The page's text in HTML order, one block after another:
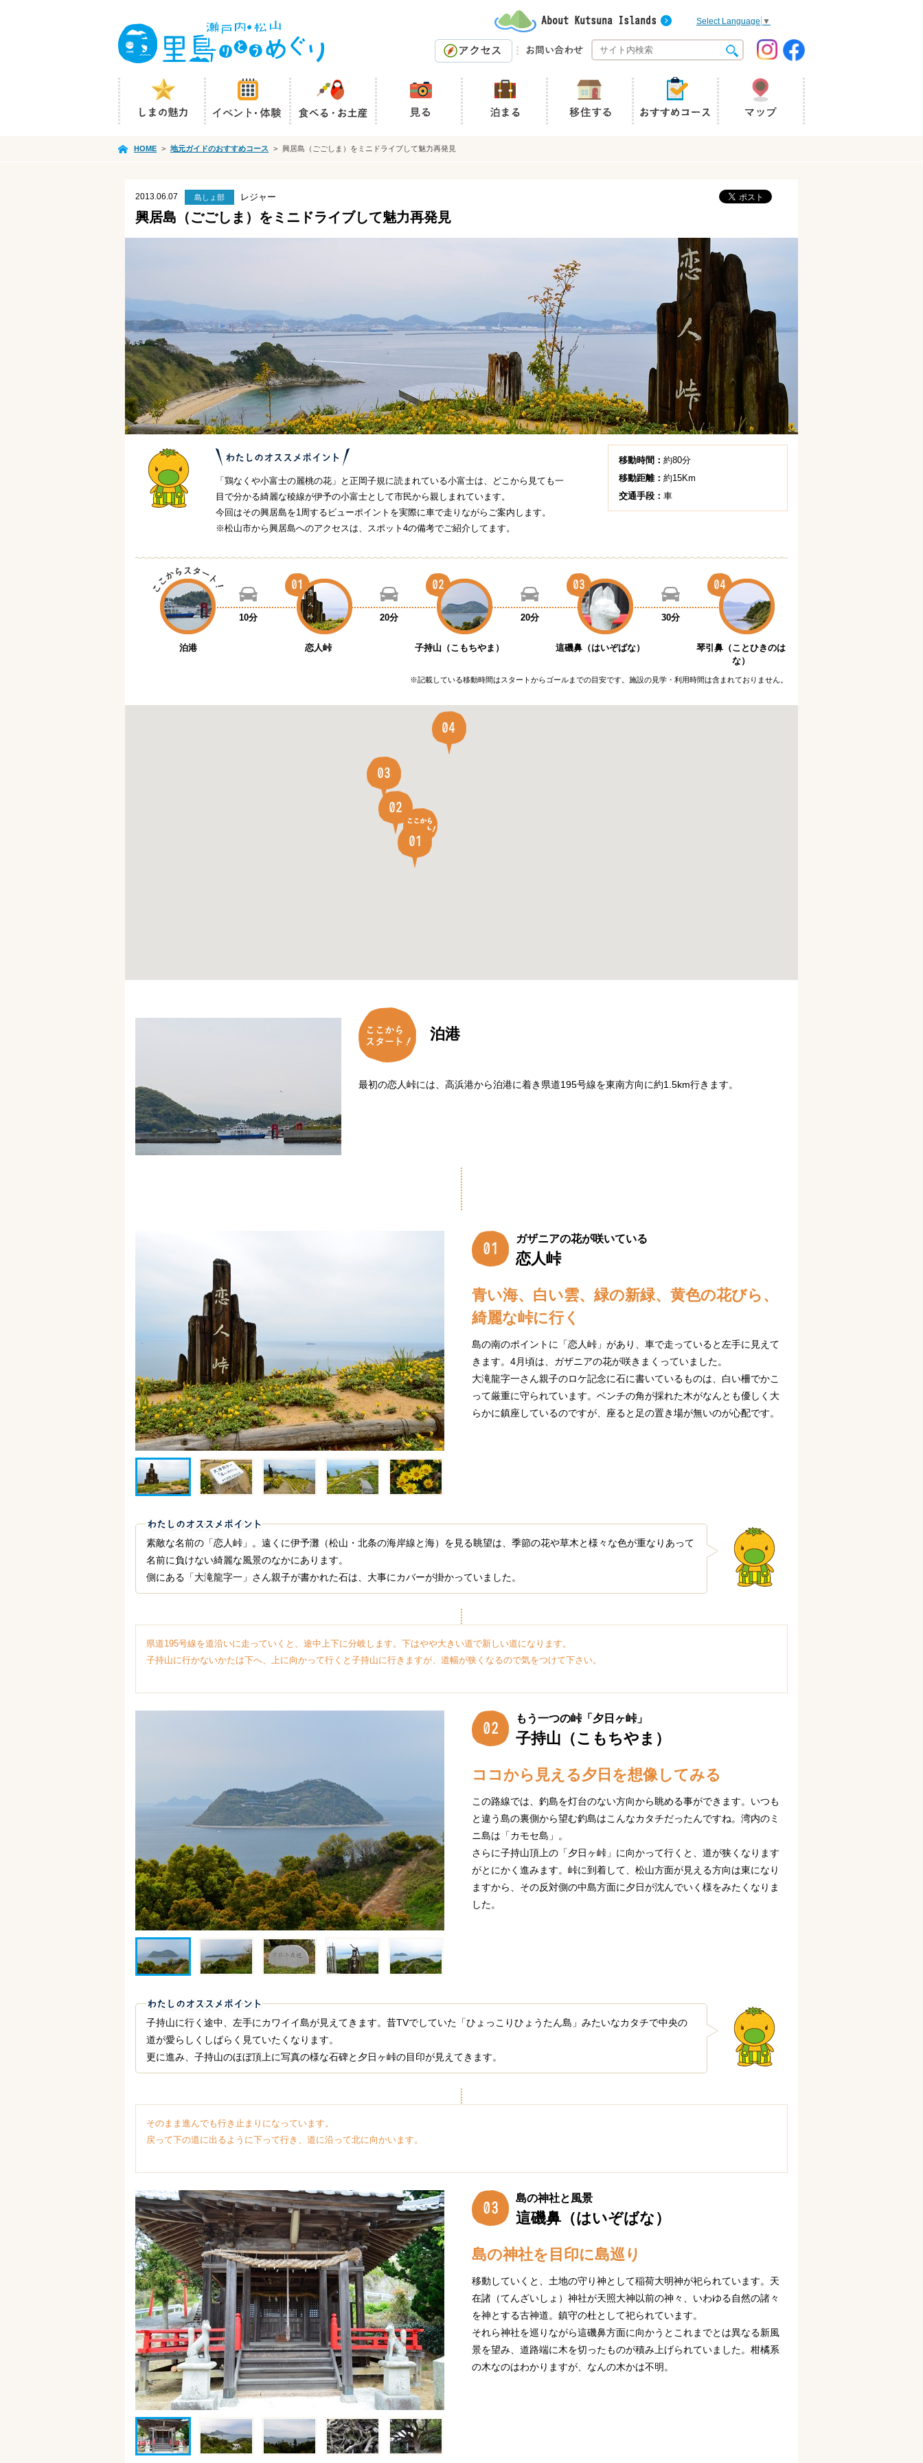
Select Language ▼
HOME > 地元ガイドのおすすめコース > 興居島（ごごしま）をミニドライブして魅力再発見
2013.06.07 島しょ部 レジャー
興居島（ごごしま）をミニドライブして魅力再発見
「鶏なくや小富士の麗桃の花」と正岡子規に読まれている小富士は、どこから見ても一
目で分かる綺麗な稜線が伊予の小富士として市民から親しまれています。
今回はその興居島を1周するビューポイントを実際に車で走りながらご案内します。
※松山市から興居島へのアクセスは、スポット4の備考でご紹介してます。
移動時間： 約80分
移動距離： 約15Km
交通手段： 車
泊港
10分
恋人峠
20分
子持山（こもちやま）
20分
這磯鼻（はいぞばな）
30分
琴引鼻（ことひきのは
な）
※記載している移動時間はスタートからゴールまでの目安です。施設の見学・利用時間は含まれておりません。
泊港
最初の恋人峠には、高浜港から泊港に着き県道195号線を東南方向に約1.5km行きます。
ガザニアの花が咲いている
恋人峠
青い海、白い雲、緑の新緑、黄色の花びら、
綺麗な峠に行く
島の南のポイントに「恋人峠」があり、車で走っていると左手に見えて
きます。4月頃は、ガザニアの花が咲きまくっていました。
大滝龍字一さん親子のロケ記念に石に書いているものは、白い柵でかこ
って厳重に守られています。ベンチの角が採れた木がなんとも優しく大
らかに鎮座しているのですが、座ると足の置き場が無いのが心配です。
素敵な名前の「恋人峠」。遠くに伊予灘（松山・北条の海岸線と海）を見る眺望は、季節の花や草木と様々な色が重なりあって
名前に負けない綺麗な風景のなかにあります。
側にある「大滝龍字一」さん親子が書かれた石は、大事にカバーが掛かっていました。
県道195号線を道沿いに走っていくと、途中上下に分岐します。下はやや大きい道で新しい道になります。
子持山に行かないかたは下へ、上に向かって行くと子持山に行きますが、道幅が狭くなるので気をつけて下さい。
もう一つの峠「夕日ヶ峠」
子持山（こもちやま）
ココから見える夕日を想像してみる
この路線では、釣島を灯台のない方向から眺める事ができます。いつも
と違う島の裏側から望む釣島はこんなカタチだったんですね。湾内のミ
ニ島は「カモセ島」。
さらに子持山頂上の「夕日ヶ峠」に向かって行くと、道が狭くなります
がとにかく進みます。峠に到着して、松山方面が見える方向は東になり
ますから、その反対側の中島方面に夕日が沈んでいく様をみたくなりま
した。
子持山に行く途中、左手にカワイイ島が見えてきます。昔TVでしていた「ひょっこりひょうたん島」みたいなカタチで中央の
道が愛らしくしばらく見ていたくなります。
更に進み、子持山のほぼ頂上に写真の様な石碑と夕日ヶ峠の目印が見えてきます。
そのまま進んでも行き止まりになっています。
戻って下の道に出るように下って行き、道に沿って北に向かいます。
島の神社と風景
這磯鼻（はいぞばな）
島の神社を目印に島巡り
移動していくと、土地の守り神として稲荷大明神が祀られています。天
在諸（てんざいしょ）神社が天照大神以前の神々、いわゆる自然の諸々
を神とする古神道。鎮守の杜として祀られています。
それら神社を巡りながら這磯鼻方面に向かうとこれまでとは異なる新風
景を望み、道路端に木を切ったものが積み上げられていました。柑橘系
の木なのはわかりますが、なんの木かは不明。